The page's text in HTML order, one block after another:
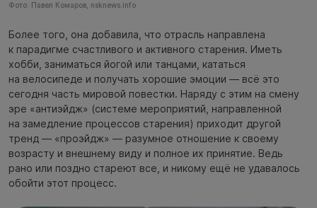
Фото: Павел Комаров, nsknews.info
Более того, она добавила, что отрасль направлена
к парадигме счастливого и активного старения. Иметь
хобби, заниматься йогой или танцами, кататься
на велосипеде и получать хорошие эмоции — всё это
сегодня часть мировой повестки. Наряду с этим на смену
эре «антиэйдж» (системе мероприятий, направленной
на замедление процессов старения) приходит другой
тренд — «проэйдж» — разумное отношение к своему
возрасту и внешнему виду и полное их принятие. Ведь
рано или поздно стареют все, и никому ещё не удавалось
обойти этот процесс.